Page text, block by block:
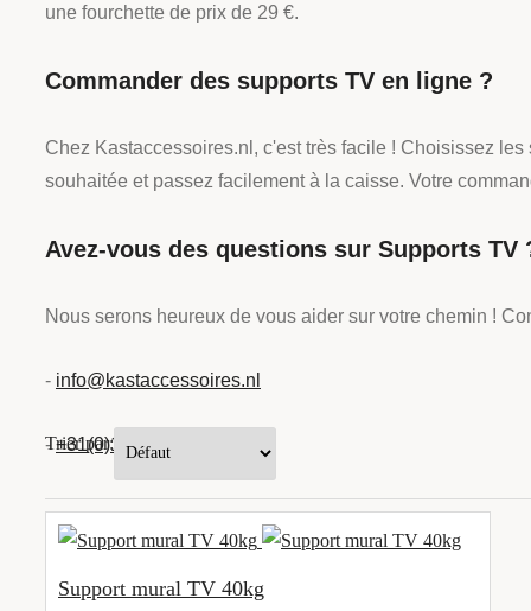
une fourchette de prix de 29 €.
Commander des supports TV en ligne ?
Chez Kastaccessoires.nl, c'est très facile ! Choisissez
souhaitée et passez facilement à la caisse. Votre
Avez-vous des questions sur Supports TV
Nous serons heureux de vous aider sur votre chemin !
- info@kastaccessoires.nl
-+31(0)13 - 462 74 29
Trier par:
Support mural TV 40kg